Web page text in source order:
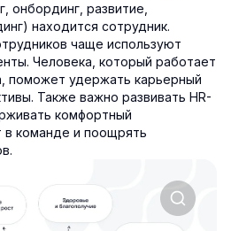
онбординг, развитие,
находится сотрудник.
чаще используют
Человека, который работает
поможет удержать карьерный
Также важно развивать HR-
комфортный
в команде и поощрять